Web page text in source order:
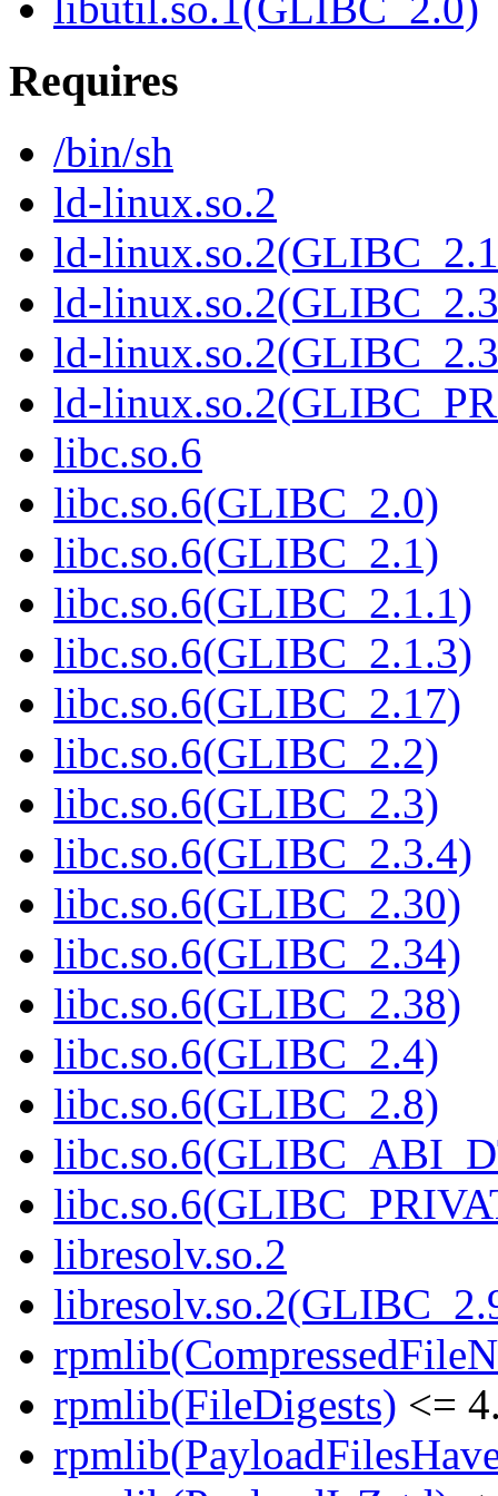
Requires
/bin/sh
ld-linux.so.2
ld-
ld-
ld-
ld-
libc.so.6
libc.so.6(GLIBC_2.0)
libc.so.6(GLIBC_2.1)
libc.so.6(GLIBC_2.1.1)
libc.so.6(GLIBC_2.1.3)
libc.so.6(GLIBC_2.17)
libc.so.6(GLIBC_2.2)
libc.so.6(GLIBC_2.3)
libc.so.6(GLIBC_2.3.4)
libc.so.6(GLIBC_2.30)
libc.so.6(GLIBC_2.34)
libc.so.6(GLIBC_2.38)
libc.so.6(GLIBC_2.4)
libc.so.6(GLIBC_2.8)
libresolv.so.2
rpmlib(FileDigests) <=